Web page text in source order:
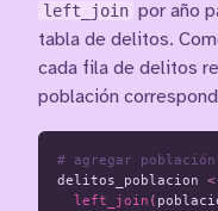
left_join por año
tabla de delitos.
cada fila de delitos
población
# agregar
delitos_poblacion
left_join (